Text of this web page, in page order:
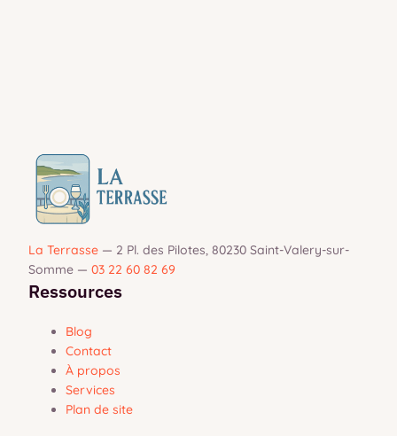
La Terrasse — 2 Pl. des Pilotes, 80230 Saint-Valery-sur-
Somme — 03 22 60 82 69
Ressources
Blog
Contact
À propos
Services
Plan de site